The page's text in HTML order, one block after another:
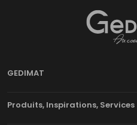
GEDIMAT
Produits, Inspirations, Services